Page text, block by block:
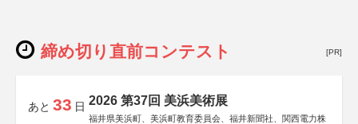
締め切り直前コンテスト [PR]
あと 33 日 2026 第37回 美浜美術展
福井県美浜町、美浜町教育委員会、福井新聞社、関西電力株